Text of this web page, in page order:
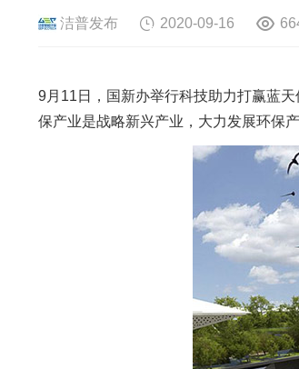
洁普发布 2020-09-16
9月11日，国新办举行科技助力打赢蓝
保产业是战略新兴产业，大力发展环保